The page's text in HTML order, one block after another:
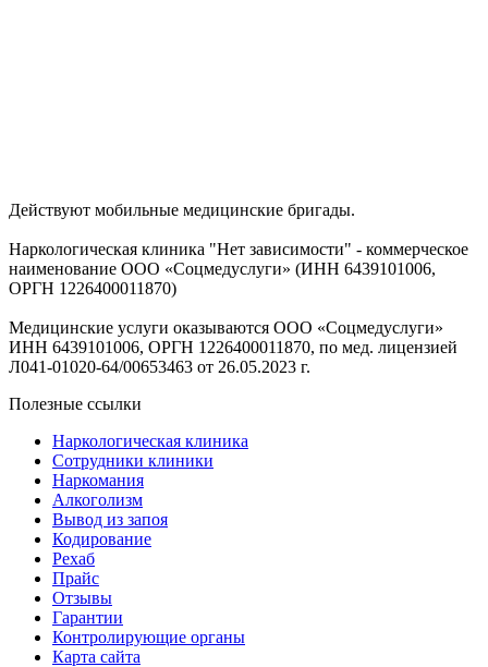
Действуют мобильные медицинские бригады.
Наркологическая клиника "Нет зависимости" - коммерческое
наименование ООО «Соцмедуслуги» (ИНН 6439101006,
ОРГН 1226400011870)
Медицинские услуги оказываются ООО «Соцмедуслуги»
ИНН 6439101006, ОРГН 1226400011870, по мед. лицензией
Л041-01020-64/00653463 от 26.05.2023 г.
Полезные ссылки
Наркологическая клиника
Сотрудники клиники
Наркомания
Алкоголизм
Вывод из запоя
Кодирование
Рехаб
Прайс
Отзывы
Гарантии
Контролирующие органы
Карта сайта